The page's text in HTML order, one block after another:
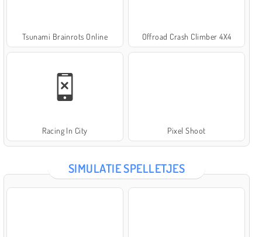
Tsunami Brainrots Online Offroad Crash Climber 4X4
Racing In City Pixel Shoot
SIMULATIE SPELLETJES